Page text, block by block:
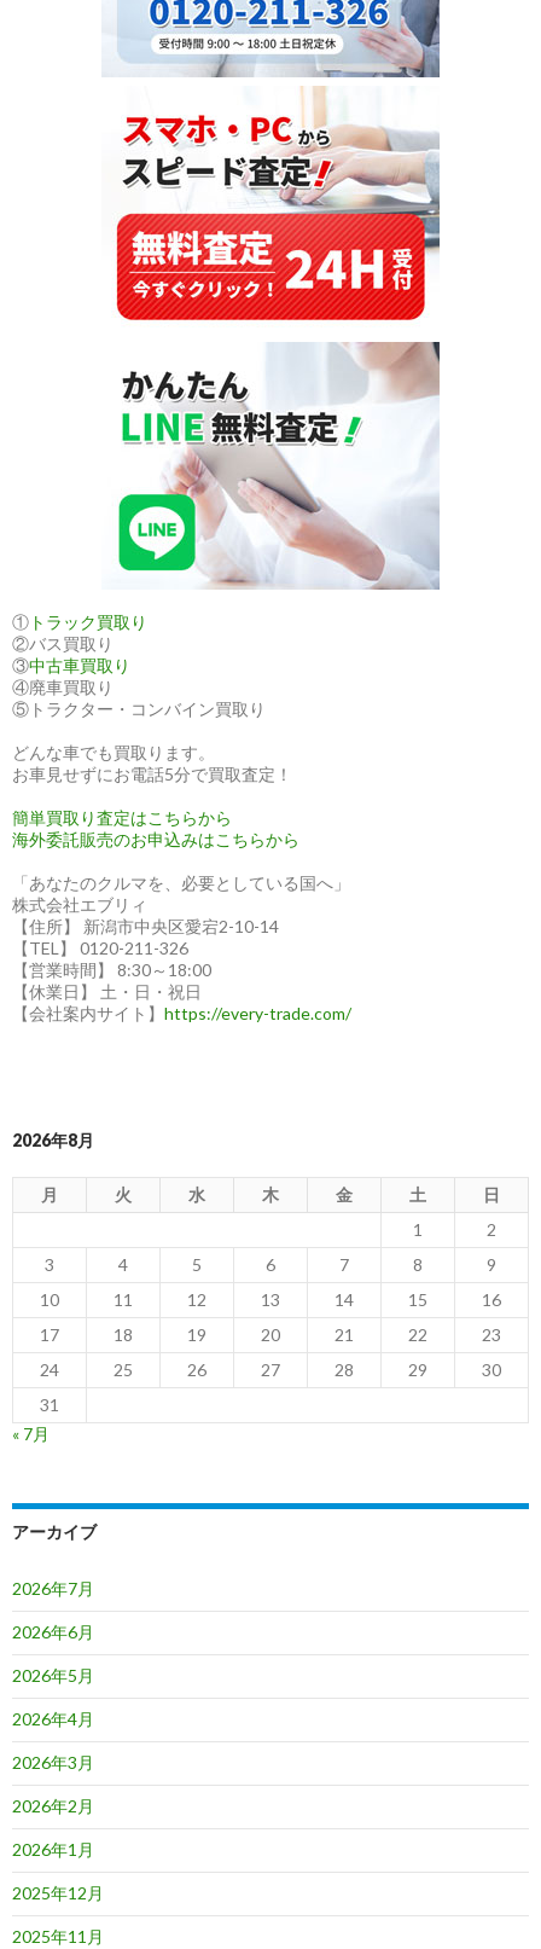
2016
年
式
セ
ン
ト
ビ
ン
セ
ン
ト・
グ
ナ
デ
ー
ン
へ
輸
① トラック買取り
②バス買取り
③中古車買取り
④廃車買取り
⑤トラクター・コンバイン買取り
どんな車でも買取ります。
お車見せずにお電話5分で買取査定！
簡単買取り査定はこちらから
海外委託販売のお申込みはこちらから
「あなたのクルマを、必要としている国へ」
株式会社エブリィ
【住所】 新潟市中央区愛宕2-10-14
【TEL】 0120-211-326
【営業時間】 8:30～18:00
【休業日】 土・日・祝日
【会社案内サイト】 https://every-trade.com/
2026年8月
月 火 水 木 金 土
日
1
2
3
4 5 6 7 8
9
10
11 12 13 14 15
16
17
18 19 20 21 22
23
24
25 26 27 28 29
30
31
« 7月
アーカイブ
2026年7月
2026年6月
2026年5月
2026年4月
2026年3月
2026年2月
2026年1月
2025年12月
2025年11月